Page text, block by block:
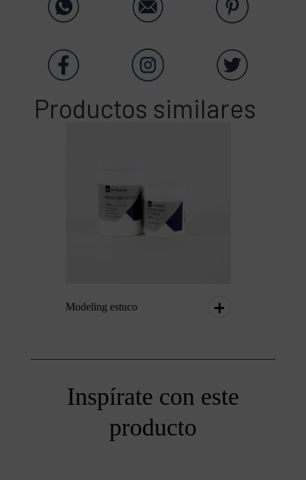
Productos similares
Modeling estuco
Inspírate con este
producto